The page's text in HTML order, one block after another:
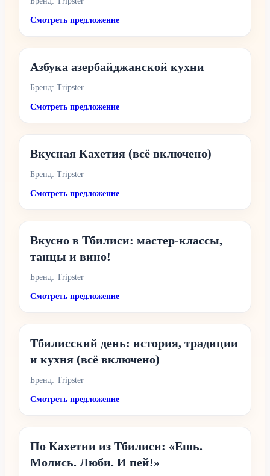
Смотреть предложение
Азбука азербайджанской кухни
Бренд: Tripster
Смотреть предложение
Вкусная Кахетия (всё включено)
Бренд: Tripster
Смотреть предложение
Вкусно в Тбилиси: мастер-классы,
танцы и вино!
Бренд: Tripster
Смотреть предложение
Тбилисский день: история, традиции
и кухня (всё включено)
Бренд: Tripster
Смотреть предложение
По Кахетии из Тбилиси: «Ешь.
Молись. Люби. И пей!»